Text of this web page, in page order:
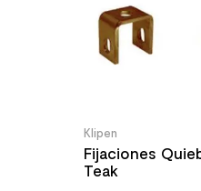
Klipen
Fijaciones
Teak